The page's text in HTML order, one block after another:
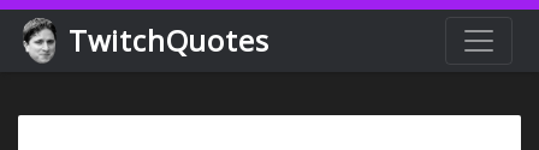
TwitchQuotes